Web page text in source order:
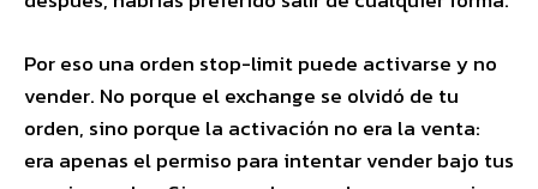
Por eso una orden stop-limit puede activarse y no
vender. No porque el exchange se olvidó de tu
orden, sino porque la activación no era la venta:
era apenas el permiso para intentar vender bajo tus